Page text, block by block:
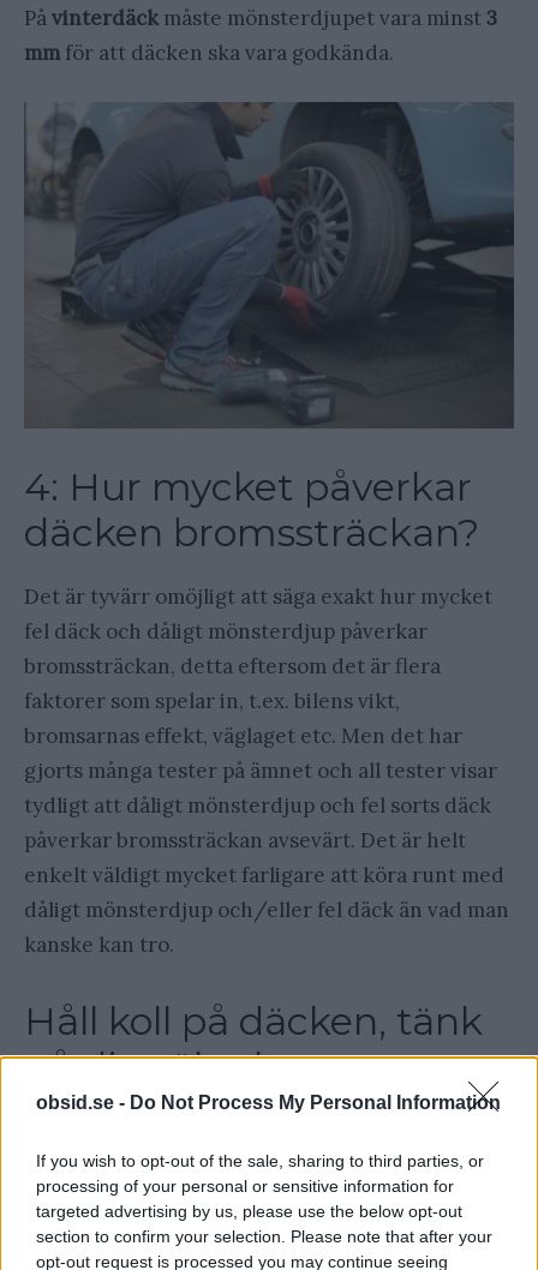
obsid.se - Do Not Process My Personal Information
If you wish to opt-out of the sale, sharing to third parties, or
processing of your personal or sensitive information for
targeted advertising by us, please use the below opt-out
section to confirm your selection. Please note that after your
opt-out request is processed you may continue seeing
Påvinterdäck måste mönsterdjupet vara minst3
mm för att däcken ska vara godkända.
4: Hur mycket påverkar
däcken bromssträckan?
Det är tyvärr omöjligt att säga exakt hur mycket
fel däck och dåligt mönsterdjup påverkar
bromssträckan, detta eftersom det är flera
faktorer som spelar in, t.ex. bilens vikt,
bromsarnas effekt, väglaget etc. Men det har
gjorts många tester på ämnet och all tester visar
tydligt att dåligt mönsterdjup och fel sorts däck
påverkar bromssträckan avsevärt. Det är helt
enkelt väldigt mycket farligare att köra runt med
dåligt mönsterdjup och/eller fel däck än vad man
kanske kan tro.
Håll koll på däcken, tänk
på din säkerhet
men du gör dig själv en otjänst om du inte har bra
koll på dina däck. Kolla mönsterdjupet
åtminstone två gånger per år och säkerställ att